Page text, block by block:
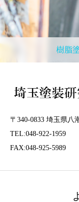
樹脂
〒340-0833 埼玉県八
TEL:048-922-1959
FAX:048-925-5989